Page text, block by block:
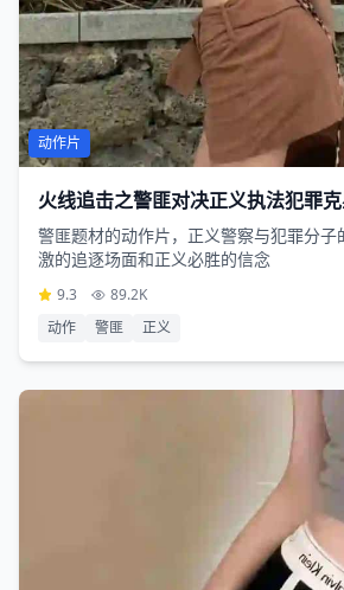
动作片
火线追击之警匪对决正义执法犯罪
警匪题材的动作片，正义警察与犯罪分子
激的追逐场面和正义必胜的信念
9.3 89.2K
动作
警匪 正义